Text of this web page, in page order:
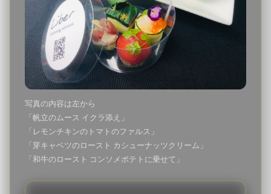
写真の内容は左から
「帆立のムース イクラ添え」
「レモンチキンのトマトのファルス」
「芽キャベツのロースト カシューナッツクリーム」
「和牛のロースト コンソメポテトに乗せて」